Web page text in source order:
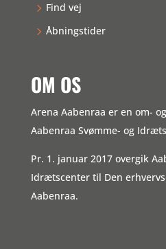
Find vej
Åbningstider
OM OS
Arena Aabenraa er en om-
Aabenraa Svømme- og
Pr. 1. januar 2017 overgik
Idrætscenter til Den
Aabenraa.